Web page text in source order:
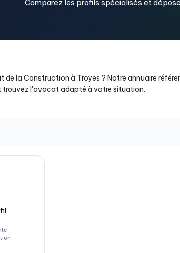
Comparez les profils spécialisés et
de la Construction à Troyes ? Notre annuaire
trouvez l'avocat adapté à votre situation.